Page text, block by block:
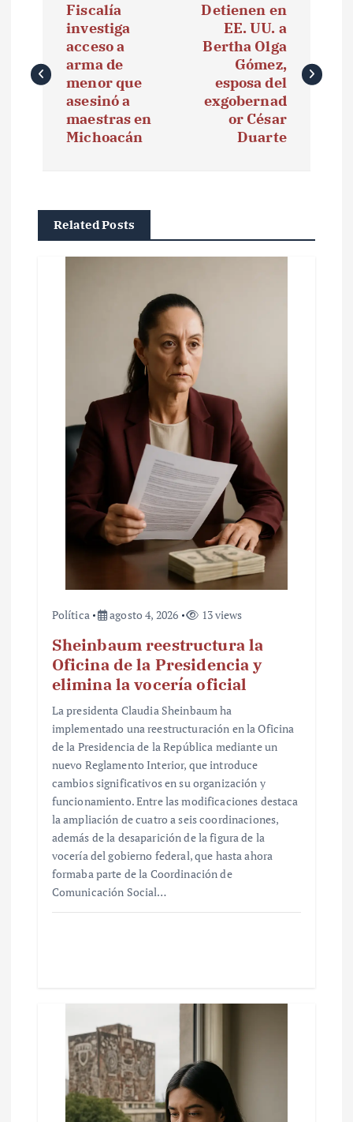
v
e
ó
Fiscalía
investiga
acceso a
arma de
menor que
asesinó a
maestras en
Michoacán
Detienen en
EE. UU. a
Bertha Olga
Gómez,
esposa del
exgobernad
or César
Duarte
Related Posts
Política agosto 4, 2026 13 views
Sheinbaum reestructura la
Oficina de la Presidencia y
elimina la vocería oficial
La presidenta Claudia Sheinbaum ha
implementado una reestructuración en la Oficina
de la Presidencia de la República mediante un
nuevo Reglamento Interior, que introduce
cambios significativos en su organización y
funcionamiento. Entre las modificaciones destaca
la ampliación de cuatro a seis coordinaciones,
además de la desaparición de la figura de la
vocería del gobierno federal, que hasta ahora
formaba parte de la Coordinación de
Comunicación Social…